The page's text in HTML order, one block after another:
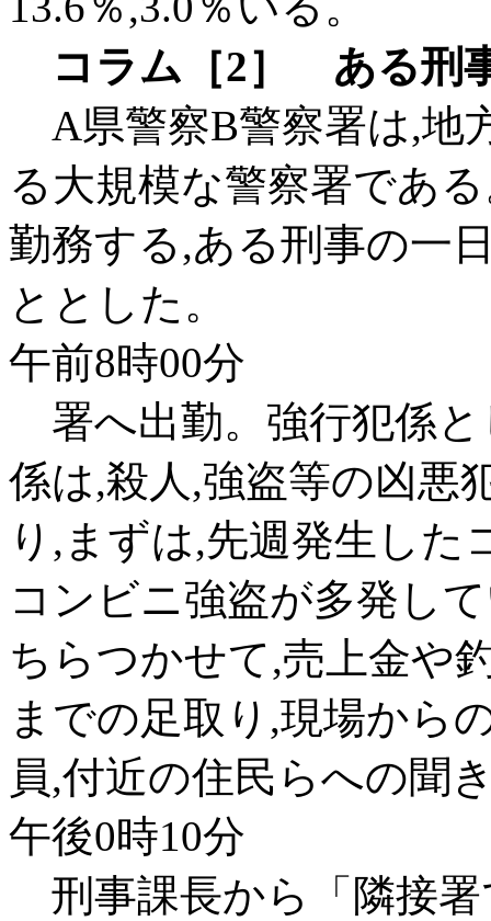
コラム［2］ ある刑
A県警察B警察署は,地
る大規模な警察署であ
勤務する,ある刑事の一
ととした。
午前8時00分
署へ出勤。強行犯係
係は,殺人,強盗等の凶悪
り,まずは,先週発生した
コンビニ強盗が多発し
ちらつかせて,売上金や
までの足取り,現場から
員,付近の住民らへの聞
午後0時10分
刑事課長から「隣接